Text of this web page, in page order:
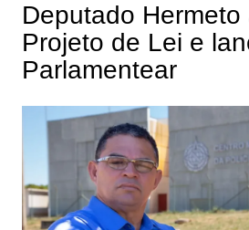
Deputado
Projeto de Lei e
Parlamentear